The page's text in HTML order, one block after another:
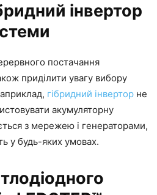
інвертор
постачання
приділити увагу вибору
гібридний інвертор не
акумуляторну
з мережею і генераторами,
у будь-яких умовах.